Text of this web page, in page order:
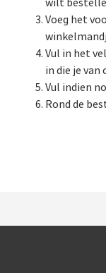
wilt
Voeg het
Vul in het
in die je van
Vul indien
Rond de